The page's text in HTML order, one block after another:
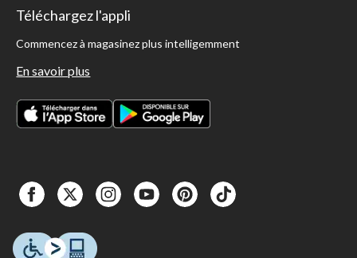
Téléchargez l'appli
Commencez à magasinez plus intelligemment
En savoir plus